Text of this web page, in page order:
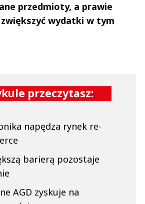
przedmioty, a prawie
wydatki w tym
przeczytasz:
napędza rynek re-
barierą pozostaje
AGD zyskuje na